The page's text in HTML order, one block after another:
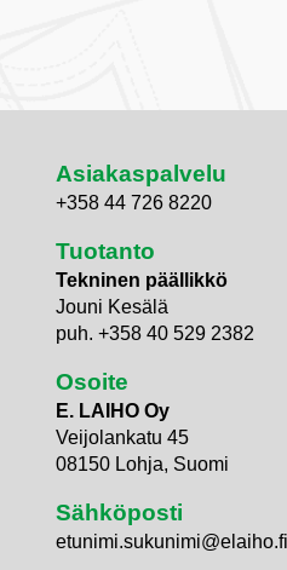
Asiakaspalvelu
+358 44 726 8220
Tuotanto
Tekninen päällikkö
Jouni Kesälä
puh. +358 40 529 2382
Osoite
E. LAIHO Oy
Veijolankatu 45
08150 Lohja, Suomi
Sähköposti
etunimi.sukunimi@elaiho.fi